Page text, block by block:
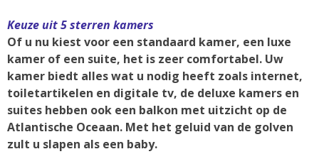
Keuze uit 5 sterren kamers
Of u nu kiest voor een standaard kamer, een luxe
kamer of een suite, het is zeer comfortabel. Uw
kamer biedt alles wat u nodig heeft zoals internet,
toiletartikelen en digitale tv, de deluxe kamers en
suites hebben ook een balkon met uitzicht op de
Atlantische Oceaan. Met het geluid van de golven
zult u slapen als een baby.